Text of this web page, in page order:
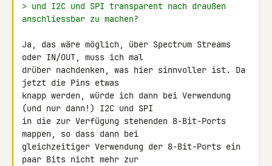
> und I2C und SPI transparent nach draußen
anschliessbar zu machen?
Ja, das wäre möglich, über Spectrum Streams
oder IN/OUT, muss ich mal
drüber nachdenken, was hier sinnvoller ist. Da
jetzt die Pins etwas
knapp werden, würde ich dann bei Verwendung
(und nur dann!) I2C und SPI
in die zur Verfügung stehenden 8-Bit-Ports
mappen, so dass dann bei
gleichzeitiger Verwendung der 8-Bit-Ports ein
paar Bits nicht mehr zur